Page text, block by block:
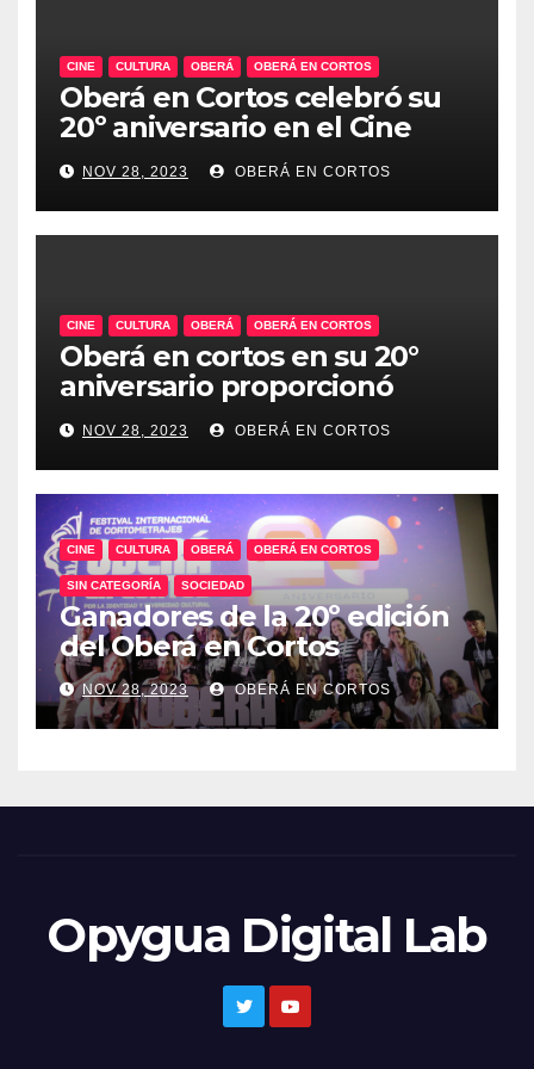
CINE CULTURA OBERÁ OBERÁ EN CORTOS
Oberá en Cortos celebró su
20º aniversario en el Cine
Teatro, un emblema de la
historia audiovisual regional
NOV 28, 2023 OBERÁ EN CORTOS
CINE CULTURA OBERÁ OBERÁ EN CORTOS
Oberá en cortos en su 20°
aniversario proporcionó
talleres audiovisuales.
NOV 28, 2023 OBERÁ EN CORTOS
CINE CULTURA OBERÁ OBERÁ EN CORTOS
SIN CATEGORÍA SOCIEDAD
Ganadores de la 20º edición
del Oberá en Cortos
NOV 28, 2023 OBERÁ EN CORTOS
Opygua Digital Lab